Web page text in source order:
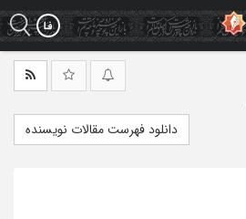
دانلود فهرست مقالات نویسنده